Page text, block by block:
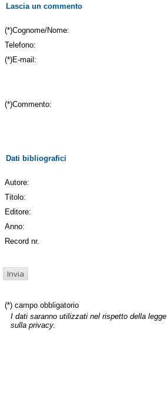
Lascia un commento
(*)Cognome/Nome:
Telefono:
(*)E-mail:
(*)Commento:
Dati bibliografici
Autore:
Titolo:
Editore:
Anno:
Record nr.
(*) campo obbligatorio
I dati saranno utilizzati nel rispetto della legge
sulla privacy.